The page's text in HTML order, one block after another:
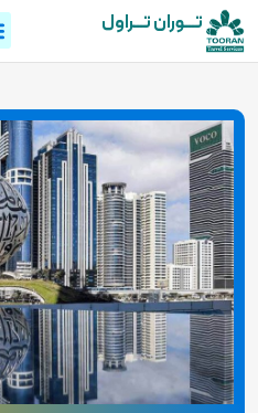
تـــوران تـــراول